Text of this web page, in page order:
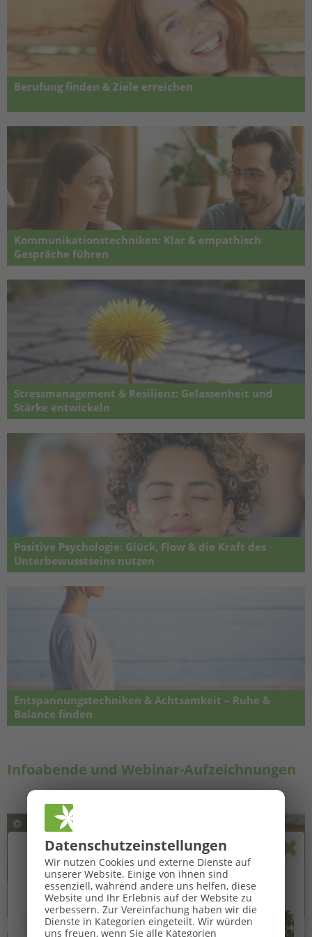
Datenschutz­einstellungen
Wir nutzen Cookies und externe Dienste auf
unserer Website. Einige von ihnen sind
essenziell, während andere uns helfen, diese
Website und Ihr Erlebnis auf der Website zu
verbessern. Zur Vereinfachung haben wir die
Dienste in Kategorien eingeteilt. Wir würden
uns freuen, wenn Sie alle Kategorien
🌞GROSSE BaBlü® Sommeraktion🌞
Ihr Sommerbonus für Anmeldungen von 27.07. bis
16.08.2026.
Berufung finden & Ziele erreichen
Kommunikationstechniken: Klar & empathisch
Gespräche führen
Stressmanagement & Resilienz: Gelassenheit und
Stärke entwickeln
Belastungen umgehen. Online Seminar
Positive Psychologie: Glück, Flow & die Kraft des
Unterbewusstseins nutzen
Entspannungstechniken & Achtsamkeit – Ruhe &
Balance finden
Infoabende und Webinar-Aufzeichnungen
Infoabend: Ausbildungslehrgang zur Lebens- und
Sozialberatung: Infoabend
👉 Jetzt anschauen - für 0,00 Euro